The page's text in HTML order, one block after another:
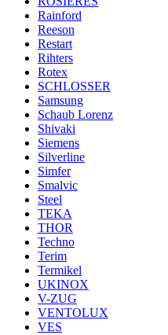
Rainford
Reeson
Restart
Rihters
Rotex
SCHLOSSER
Samsung
Schaub Lorenz
Shivaki
Siemens
Silverline
Simfer
Smalvic
Steel
TEKA
THOR
Techno
Terim
Termikel
UKINOX
V-ZUG
VENTOLUX
VES